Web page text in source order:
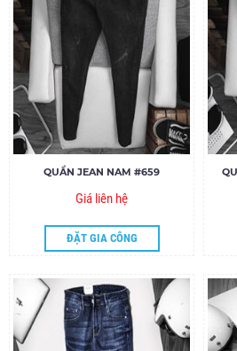
QUẦN JEAN NAM #659
Giá liên hệ
ĐẶT GIA CÔNG